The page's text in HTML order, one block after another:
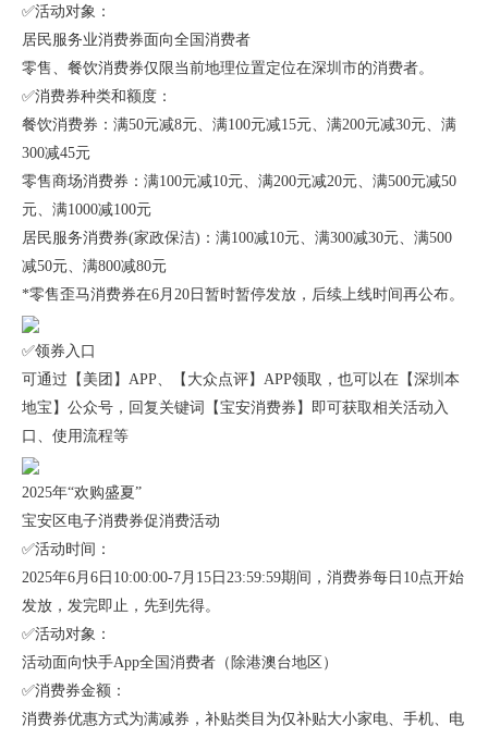
✅活动对象：
居民服务业消费券面向全国消费者
零售、餐饮消费券仅限当前地理位置定位在深圳市的消费者。
✅消费券种类和额度：
餐饮消费券：满50元减8元、满100元减15元、满200元减30元、满
300减45元
零售商场消费券：满100元减10元、满200元减20元、满500元减50
元、满1000减100元
居民服务消费券(家政保洁)：满100减10元、满300减30元、满500
减50元、满800减80元
*零售歪马消费券在6月20日暂时暂停发放，后续上线时间再公布。
✅领券入口
可通过【美团】APP、【大众点评】APP领取，也可以在【深圳本
地宝】公众号，回复关键词【宝安消费券】即可获取相关活动入
口、使用流程等
2025年“欢购盛夏”
宝安区电子消费券促消费活动
✅活动时间：
2025年6月6日10:00:00-7月15日23:59:59期间，消费券每日10点开始
发放，发完即止，先到先得。
✅活动对象：
活动面向快手App全国消费者（除港澳台地区）
✅消费券金额：
消费券优惠方式为满减券，补贴类目为仅补贴大小家电、手机、电